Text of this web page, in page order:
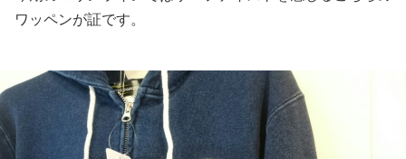
ワッペンが証です。